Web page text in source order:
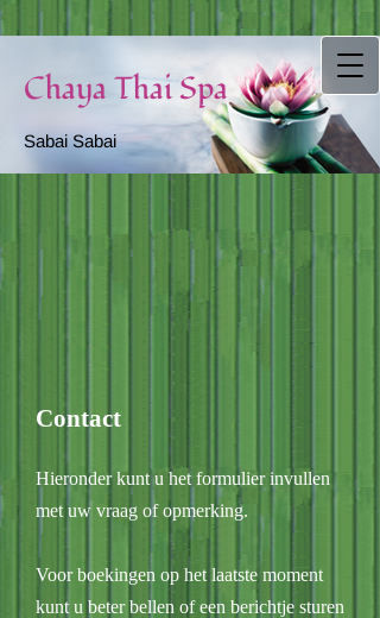
Chaya Thai Spa
Sabai Sabai
Contact
Hieronder kunt u het formulier invullen
met uw vraag of opmerking.
Voor boekingen op het laatste moment
kunt u beter bellen of een berichtje sturen